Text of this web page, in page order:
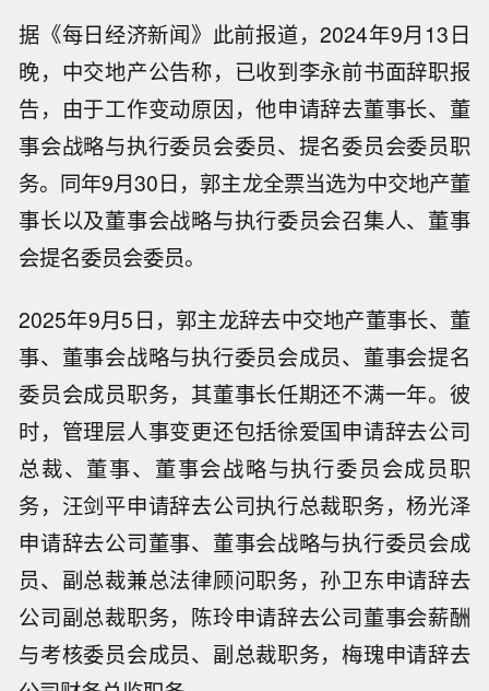
据《每日经济新闻》此前报道，2024年9月13日
晚，中交地产公告称，已收到李永前书面辞职报
告，由于工作变动原因，他申请辞去董事长、董
事会战略与执行委员会委员、提名委员会委员职
务。同年9月30日，郭主龙全票当选为中交地产董
事长以及董事会战略与执行委员会召集人、董事
会提名委员会委员。
2025年9月5日，郭主龙辞去中交地产董事长、董
事、董事会战略与执行委员会成员、董事会提名
委员会成员职务，其董事长任期还不满一年。彼
时，管理层人事变更还包括徐爱国申请辞去公司
总裁、董事、董事会战略与执行委员会成员职
务，汪剑平申请辞去公司执行总裁职务，杨光泽
申请辞去公司董事、董事会战略与执行委员会成
员、副总裁兼总法律顾问职务，孙卫东申请辞去
公司副总裁职务，陈玲申请辞去公司董事会薪酬
与考核委员会成员、副总裁职务，梅瑰申请辞去